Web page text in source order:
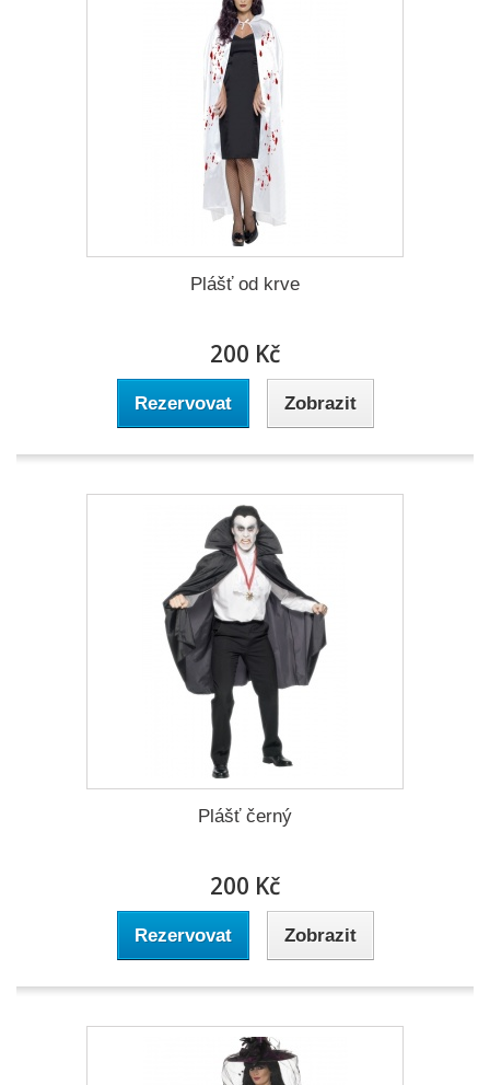
Plášť od krve
200 Kč
Rezervovat Zobrazit
Plášť černý
200 Kč
Rezervovat Zobrazit